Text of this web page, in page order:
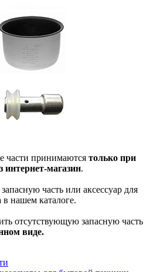
части принимаются только при
интернет-магазин.
часть или аксессуар для
в нашем каталоге.
отсутствующую запасную часть
виде.